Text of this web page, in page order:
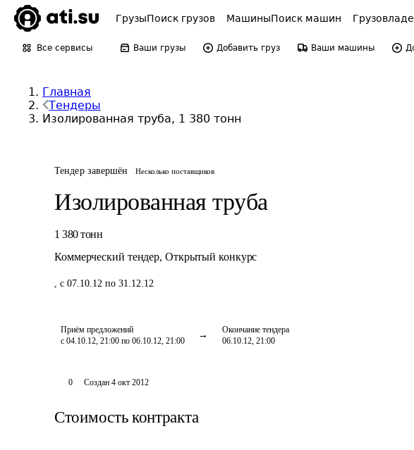
ГрузыПоиск грузов МашиныПоиск машин
Все сервисы Ваши грузы Добавить груз Ваши машины
Главная
Тендеры
Изолированная труба, 1 380 тонн
Тендер завершён Несколько поставщиков
Изолированная труба
1 380 тонн
Коммерческий тендер, Открытый конкурс
, с 07.10.12 по 31.12.12
Приём предложений
с 04.10.12, 21:00 по 06.10.12, 21:00
Окончание тендера
06.10.12, 21:00
0 Создан 4 окт 2012
Стоимость контракта